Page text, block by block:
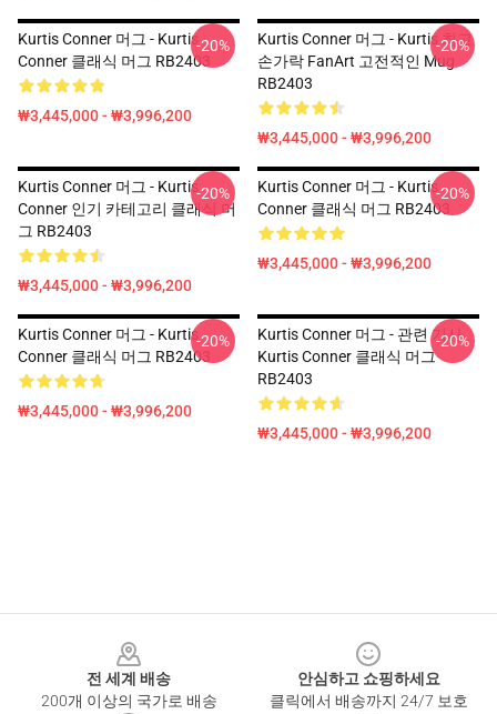
Kurtis Conner 머그 - Kurtis
Conner 클래식 머그 RB2403
₩3,445,000 - ₩3,996,200
-20%
Kurtis Conner 머그 - Kurtis 최고
손가락 FanArt 고전적인 Mug
RB2403
₩3,445,000 - ₩3,996,200
-20%
Kurtis Conner 머그 - Kurtis
Conner 인기 카테고리 클래식 머
그 RB2403
₩3,445,000 - ₩3,996,200
-20%
Kurtis Conner 머그 - Kurtis
Conner 클래식 머그 RB2403
₩3,445,000 - ₩3,996,200
-20%
Kurtis Conner 머그 - Kurtis
Conner 클래식 머그 RB2403
₩3,445,000 - ₩3,996,200
-20%
Kurtis Conner 머그 - 관련 기사
Kurtis Conner 클래식 머그
RB2403
₩3,445,000 - ₩3,996,200
-20%
전 세계 배송
200개 이상의 국가로 배송
안심하고 쇼핑하세요
클릭에서 배송까지 24/7 보호